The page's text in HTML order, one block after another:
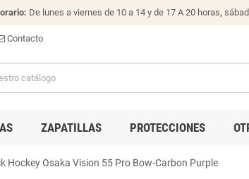
De lunes a viernes de 10 a 14 y de 17 A 20 horas,
Contacto
ZAPATILLAS PROTECCIONES
Hockey Osaka Vision 55 Pro Bow-Carbon Purple